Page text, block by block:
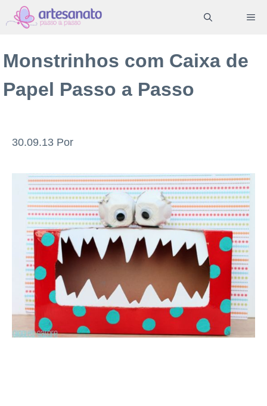
Pular
para
conteúdo
Monstrinhos com Caixa de
Papel Passo a Passo
30.09.13 Por